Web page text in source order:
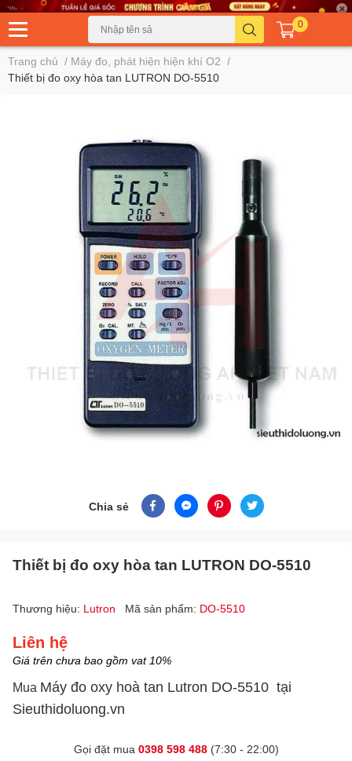
0
Trang chủ / Máy đo, phát hiện hiện khí O2 /
Thiết bị đo oxy hòa tan LUTRON DO-5510
Chia sẻ
Thiết bị đo oxy hòa tan LUTRON DO-5510
Thương hiệu: Lutron Mã sản phẩm: DO-5510
Liên hệ
Giá trên chưa bao gồm vat 10%
Mua Máy đo oxy hoà tan Lutron DO-5510 tại
Sieuthidoluong.vn
Gọi đặt mua 0398 598 488(7:30 - 22:00)